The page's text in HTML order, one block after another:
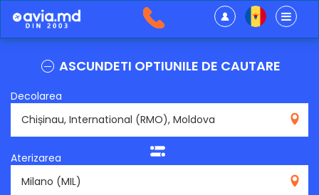
ASCUNDETI OPTIUNILE DE CAUTARE
Decolarea
Aterizarea